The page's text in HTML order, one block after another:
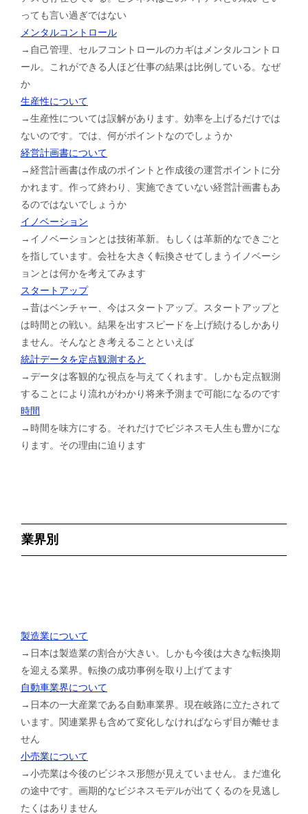
っても言い過ぎではない
メンタルコントロール
→自己管理、セルフコントロールのカギはメンタルコントロ
ール。これができる人ほど仕事の結果は比例している。なぜ
か
生産性について
→生産性については誤解があります。効率を上げるだけでは
ないのです。では、何がポイントなのでしょうか
経営計画書について
→経営計画書は作成のポイントと作成後の運営ポイントに分
かれます。作って終わり、実施できていない経営計画書もあ
るのではないでしょうか
イノベーション
→イノベーションとは技術革新。もしくは革新的なできごと
を指しています。会社を大きく転換させてしまうイノベーシ
ョンとは何かを考えてみます
スタートアップ
→昔はベンチャー、今はスタートアップ。スタートアップと
は時間との戦い。結果を出すスピードを上げ続けるしかあり
ません。そんなとき考えることといえば
統計データを定点観測すると
→データは客観的な視点を与えてくれます。しかも定点観測
することにより流れがわかり将来予測まで可能になるのです
時間
→時間を味方にする。それだけでビジネスモ人生も豊かにな
ります。その理由に迫ります
業界別
製造業について
→日本は製造業の割合が大きい。しかも今後は大きな転換期
を迎える業界。転換の成功事例を取り上げてます
自動車業界について
→日本の一大産業である自動車業界。現在岐路に立たされて
います。関連業界も含めて変化しなければならず目が離せま
せん
小売業について
→小売業は今後のビジネス形態が見えていません。まだ進化
の途中です。画期的なビジネスモデルが出てくるのを見逃し
たくはありません